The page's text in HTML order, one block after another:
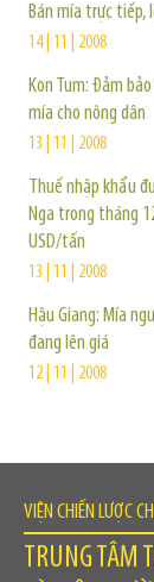
Bán mía trực tiếp,
14 | 11 | 2008
Kon Tum: Đảm
mía cho nông dân
13 | 11 | 2008
Thuế nhập khẩu
Nga trong tháng
USD/tấn
13 | 11 | 2008
Hậu Giang: Mía
đang lên giá
12 | 11 | 2008
VIỆN CHIẾN LƯỢC
TRUNG TÂM